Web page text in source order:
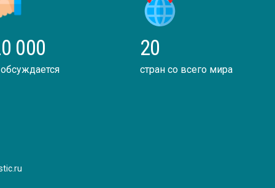
000 20
стран со всего мира